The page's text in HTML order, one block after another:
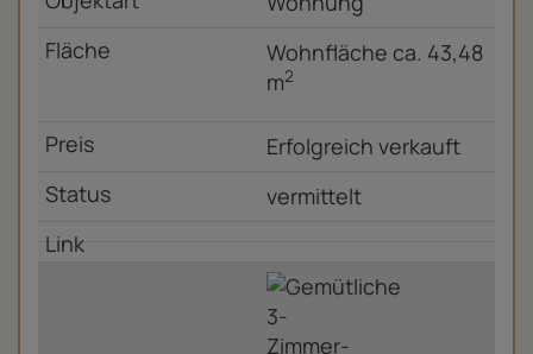
Wohnfläche ca. 43,48
m2
Erfolgreich verkauft
vermittelt